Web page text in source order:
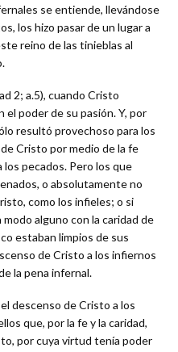
se entiende, llevándose
los hizo pasar de un lugar a
reino de las tinieblas al
2; a.5), cuando Cristo
poder de su pasión. Y, por
resultó provechoso para los
Cristo por medio de la fe
los pecados. Pero los que
o absolutamente no
como los infieles; o si
alguno con la caridad de
estaban limpios de sus
de Cristo a los infiernos
la pena infernal.
descenso de Cristo a los
que, por la fe y la caridad,
por cuya virtud tenía poder